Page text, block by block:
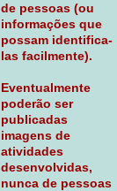
de pessoas (ou
informações que
possam identifica-
las facilmente).
Eventualmente
poderão ser
publicadas
imagens de
atividades
desenvolvidas,
nunca de pessoas